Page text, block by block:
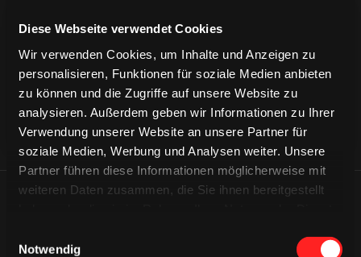
Diese Webseite verwendet Cookies
Wir verwenden Cookies, um Inhalte und Anzeigen zu
personalisieren, Funktionen für soziale Medien anbieten
zu können und die Zugriffe auf unsere Website zu
analysieren. Außerdem geben wir Informationen zu Ihrer
Verwendung unserer Website an unsere Partner für
soziale Medien, Werbung und Analysen weiter. Unsere
Partner führen diese Informationen möglicherweise mit
weiteren Daten zusammen, die Sie ihnen bereitgestellt
Notwendig
CAPS & CO
CAPS & CO
CAPS & CO